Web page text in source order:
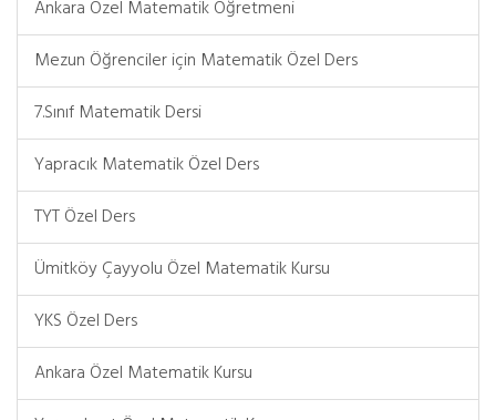
Ankara Özel Matematik Öğretmeni
Mezun Öğrenciler için Matematik Özel Ders
7.Sınıf Matematik Dersi
Yapracık Matematik Özel Ders
TYT Özel Ders
Ümitköy Çayyolu Özel Matematik Kursu
YKS Özel Ders
Ankara Özel Matematik Kursu